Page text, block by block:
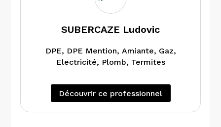
SUBERCAZE Ludovic
DPE, DPE Mention, Amiante, Gaz,
Electricité, Plomb, Termites
Découvrir ce professionnel